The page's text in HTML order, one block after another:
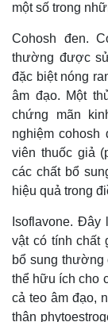
một số trong
Cohosh đen.
thường được
đặc biệt nóng
âm đạo. Một
chứng mãn
nghiệm
viên thuốc giả
các chất bổ
hiệu quả trong
Isoflavone.
vật có tính chất
bổ sung thường
thể hữu ích cho
cả teo âm đạo,
thận